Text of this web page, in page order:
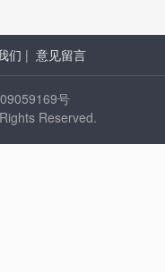
们 | 意见留言
号
Reserved.